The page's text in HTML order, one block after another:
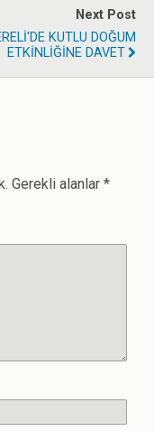
Next Post
KUTLU DOĞUM
ETKİNLİĞİNE DAVET
Gerekli alanlar *